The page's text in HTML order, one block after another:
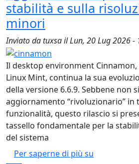
stabilità e sulla
minori
Inviato datuxsailLun, 20 Lug 2026 -
Il desktop environment
Linux Mint, continua la sua
della versione 6.6.9. Sebbene non
aggiornamento “rivoluzionario” in
funzionalità, questo rilascio si
tassello fondamentale per la
del sistema
Per saperne di più su